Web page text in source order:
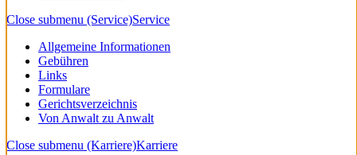
Close submenu (Service)Service
Allgemeine Informationen
Gebühren
Links
Formulare
Gerichtsverzeichnis
Von Anwalt zu Anwalt
Close submenu (Karriere)Karriere